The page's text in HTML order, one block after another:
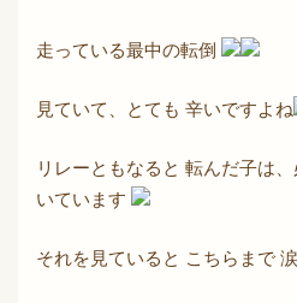
走っている最中の転倒
見ていて、とても 辛いですよね
リレーともなると 転んだ子は
いています
それを見ていると こちらまで 涙